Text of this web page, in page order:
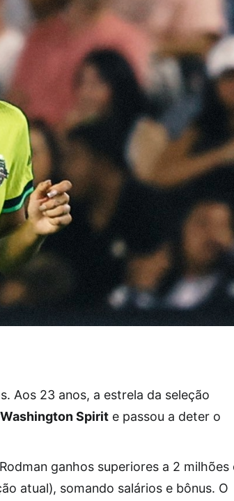
Aos 23 anos, a estrela da seleção
Washington Spirit e passou a deter o
ganhos superiores a 2 milhões
atual), somando salários e bônus. O